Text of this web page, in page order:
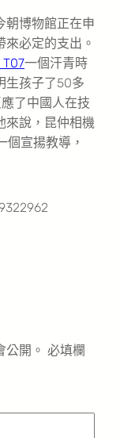
博物館正在申
必定的支出。
T07一個汗青時
生孩子了50多
了中國人在技
來說，昆仲相機
個宣揚教導，
開。 必填欄